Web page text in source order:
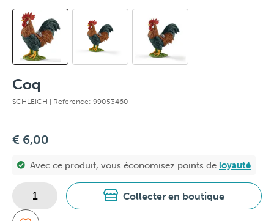
Coq
SCHLEICH | Référence: 99053460
€ 6,00
Avec ce produit, vous économisez points de loyauté
Collecter en boutique